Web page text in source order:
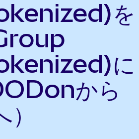
を
に
から